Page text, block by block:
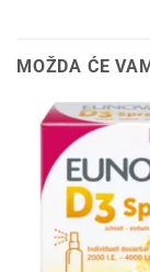
MOŽDA ĆE